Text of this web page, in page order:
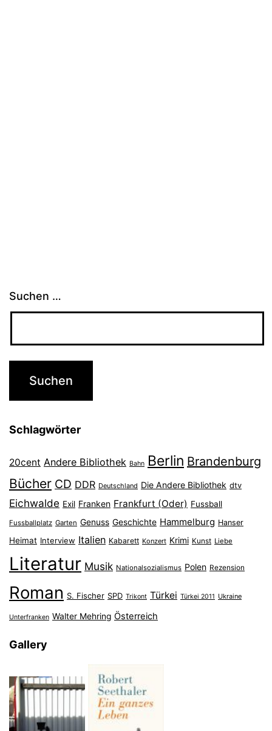
Suchen …
Schlagwörter
20cent Andere Bibliothek Bahn Berlin Brandenburg
Bücher CD DDR Deutschland Die Andere Bibliothek dtv
Eichwalde Exil Franken Frankfurt (Oder) Fussball
Fussballplatz Garten Genuss Geschichte Hammelburg Hanser
Heimat Interview Italien Kabarett Konzert Krimi Kunst Liebe
Literatur Musik Nationalsozialismus Polen Rezension
Roman S. Fischer SPD Trikont Türkei Türkei 2011 Ukraine
Unterfranken Walter Mehring Österreich
Gallery